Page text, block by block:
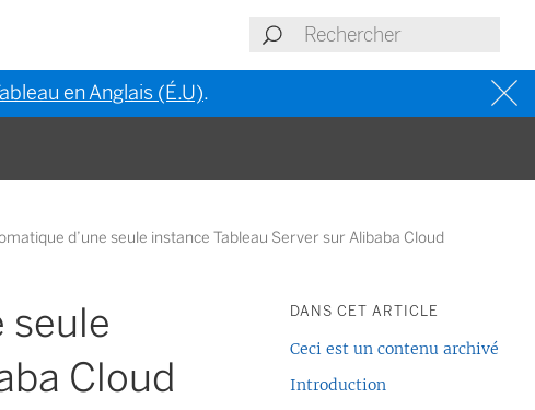
en Anglais (É.U).
d’une seule instance Tableau Server sur Alibaba Cloud
seule
Cloud
DANS CET ARTICLE
Ceci est un contenu archivé
Introduction